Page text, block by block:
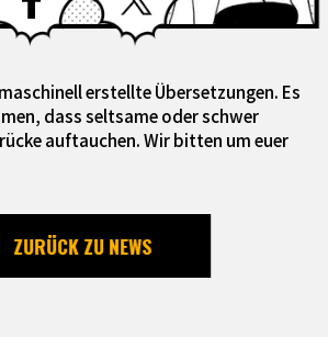
erstellte Übersetzungen. Es
dass seltsame oder schwer
auftauchen. Wir bitten um euer
ZURÜCK ZU NEWS